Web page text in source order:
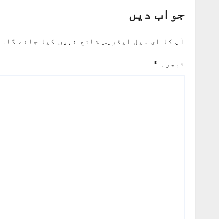
جواب دیں
آپ کا ای میل ایڈریس شائع نہیں کیا جائے گا۔
تبصرہ *